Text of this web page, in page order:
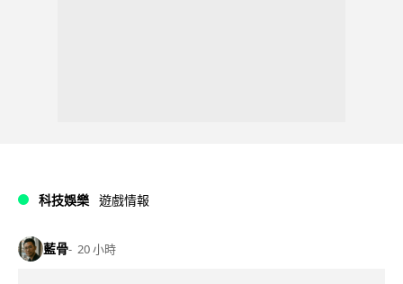
科技娛樂 遊戲情報
藍骨 20 小時